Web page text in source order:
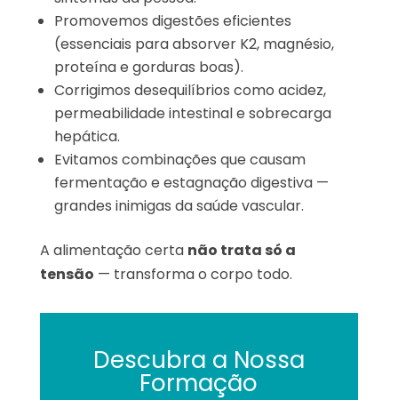
Promovemos digestões eficientes
(essenciais para absorver K2, magnésio,
proteína e gorduras boas).
Corrigimos desequilíbrios como acidez,
permeabilidade intestinal e sobrecarga
hepática.
Evitamos combinações que causam
fermentação e estagnação digestiva —
grandes inimigas da saúde vascular.
A alimentação certa não trata só a
tensão — transforma o corpo todo.
Descubra a Nossa
Formação